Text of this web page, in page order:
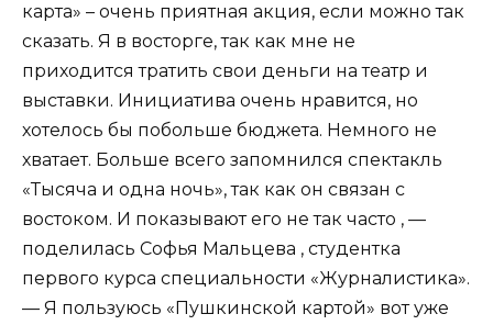
карта» – очень приятная акция, если можно так
сказать. Я в восторге, так как мне не
приходится тратить свои деньги на театр и
выставки. Инициатива очень нравится, но
хотелось бы побольше бюджета. Немного не
хватает. Больше всего запомнился спектакль
«Тысяча и одна ночь», так как он связан с
востоком. И показывают его не так часто , —
поделилась Софья Мальцева , студентка
первого курса специальности «Журналистика».
— Я пользуюсь «Пушкинской картой» вот уже